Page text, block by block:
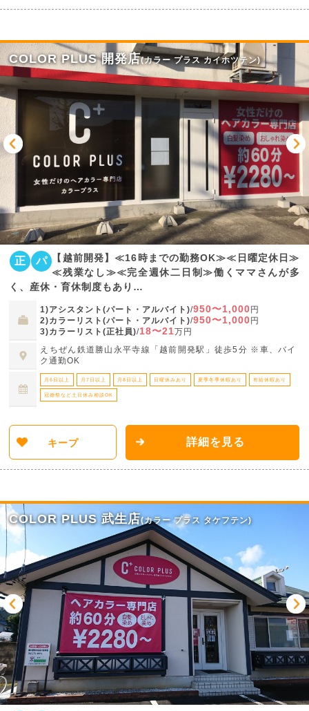
COLOR PLUS 開発店(カラー プラス カイホツテン)
正 パ
【越前開発】≪16時までの勤務OK≫≪日曜定休日≫
≪残業なし≫≪完全週休二日制≫働くママさんが多
く、産休・育休制度もあり…
1)アシスタント(パート・アルバイト)/950〜1,000円
2)カラーリスト(パート・アルバイト)/950〜1,000円
3)カラーリスト(正社員)/18〜21万円
えちぜん鉄道勝山永平寺線「越前開発駅」徒歩5分 ※車、バイ
ク通勤OK
月6日以上 月7日以上 月8日以上 日曜休みあり 夏季冬季休暇あり 有給休暇あり
冠婚祭など土日休み相談OK
キープ 詳細を見る
COLOR PLUS 武生店(カラー プラス タケフテン)